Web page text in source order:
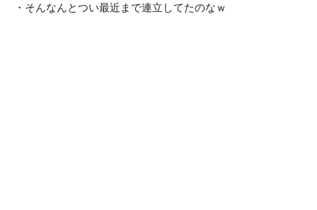
・そんなんとつい最近まで連立してたのなｗ